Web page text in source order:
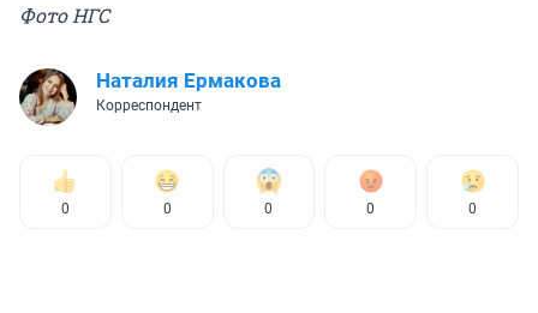
Фото НГС
Наталия Ермакова
Корреспондент
0 0 0 0 0